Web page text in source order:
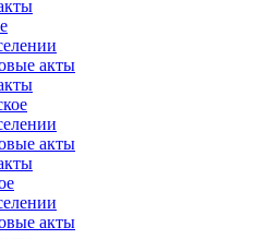
акты
акты
акты